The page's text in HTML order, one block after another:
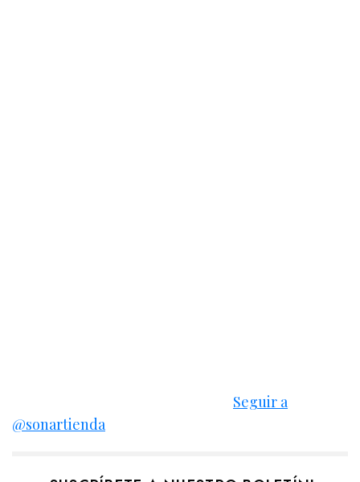
Seguir a
@sonartienda